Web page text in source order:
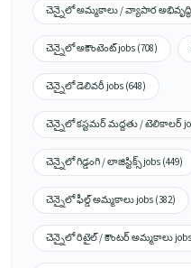
చెన్నైలో అమ్మకాలు / వ్యాపార అభివృద్ధి
చెన్నైలో అకౌంటెంట్ jobs (708)
చెన్నైలో డెలివరీ jobs (648)
చెన్నైలో కస్టమర్ మద్దతు / టెలికాలర్
చెన్నైలో గిడ్డంగి / లాజిస్టిక్స్ jobs (449)
చెన్నైలో ఫీల్డ్ అమ్మకాలు jobs (382)
చెన్నైలో రిటైల్ / కౌంటర్ అమ్మకాలు jobs